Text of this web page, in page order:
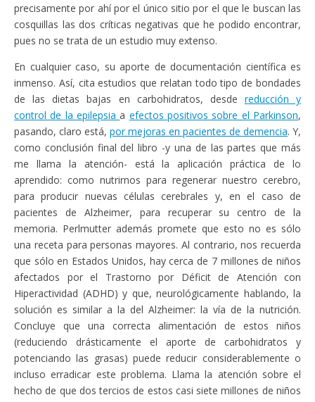
precisamente por ahí por el único sitio por el que le buscan las
cosquillas las dos críticas negativas que he podido encontrar,
pues no se trata de un estudio muy extenso.
En cualquier caso, su aporte de documentación científica es
inmenso. Así, cita estudios que relatan todo tipo de bondades
de las dietas bajas en carbohidratos, desde reducción y
control de la epilepsiaa efectos positivos sobre el Parkinson,
pasando, claro está, por mejoras en pacientes de demencia. Y,
como conclusión final del libro -y una de las partes que más
me llama la atención- está la aplicación práctica de lo
aprendido: como nutrirnos para regenerar nuestro cerebro,
para producir nuevas células cerebrales y, en el caso de
pacientes de Alzheimer, para recuperar su centro de la
memoria. Perlmutter además promete que esto no es sólo
una receta para personas mayores. Al contrario, nos recuerda
que sólo en Estados Unidos, hay cerca de 7 millones de niños
afectados por el Trastorno por Déficit de Atención con
Hiperactividad (ADHD) y que, neurológicamente hablando, la
solución es similar a la del Alzheimer: la vía de la nutrición.
Concluye que una correcta alimentación de estos niños
(reduciendo drásticamente el aporte de carbohidratos y
potenciando las grasas) puede reducir considerablemente o
incluso erradicar este problema. Llama la atención sobre el
hecho de que dos tercios de estos casi siete millones de niños